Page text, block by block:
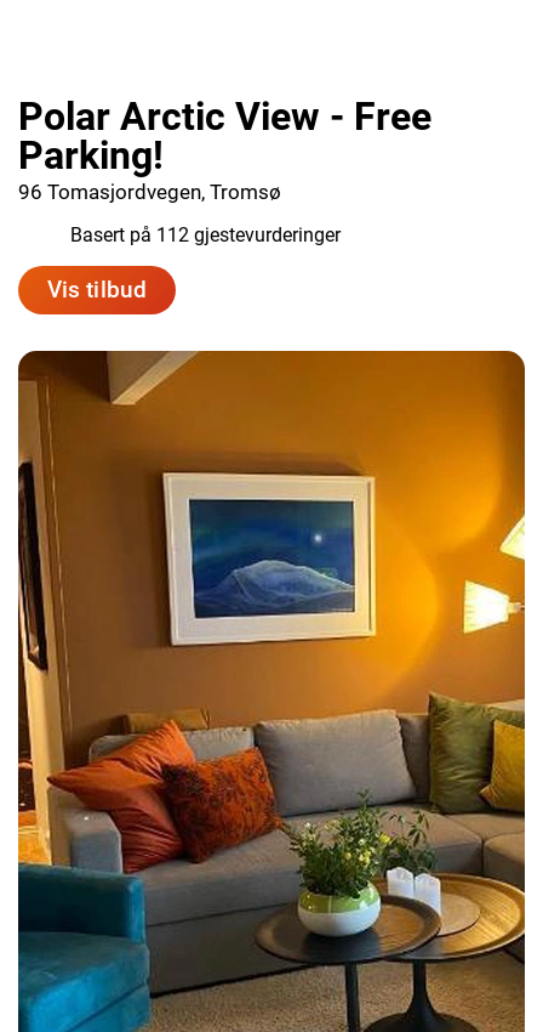
Polar Arctic View - Free
Parking!
96 Tomasjordvegen, Tromsø
Basert på 112 gjestevurderinger
Vis tilbud